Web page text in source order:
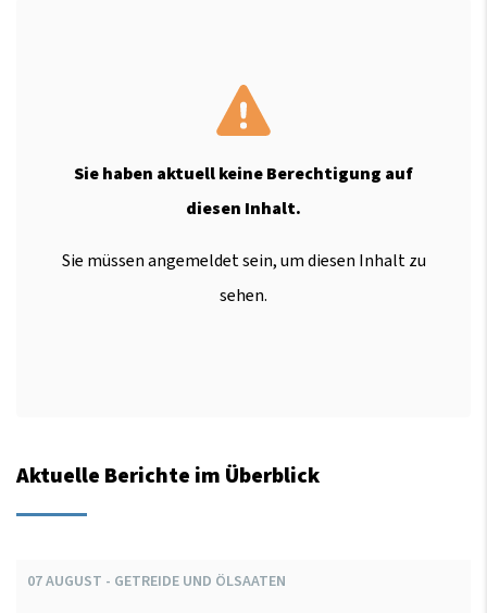
Sie haben aktuell keine Berechtigung auf
diesen Inhalt.
Sie müssen angemeldet sein, um diesen Inhalt zu
sehen.
Aktuelle Berichte im Überblick
07AUGUST - GETREIDE UND ÖLSAATEN